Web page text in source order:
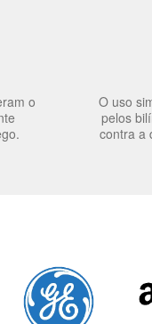
o
O uso
pelos
contra a